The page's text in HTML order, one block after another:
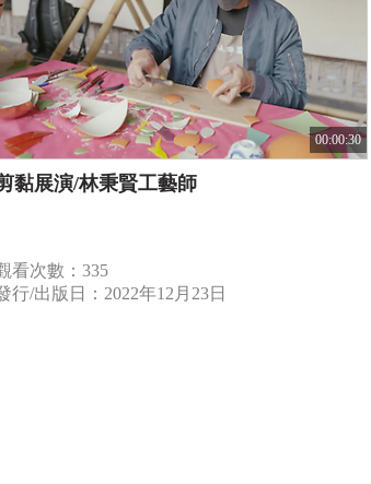
00:00:30
黏展演/林秉賢工藝師
看次數：335
行/出版日：2022年12月23日